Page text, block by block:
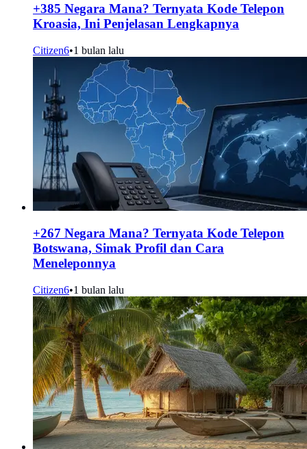
+385 Negara Mana? Ternyata Kode Telepon
Kroasia, Ini Penjelasan Lengkapnya
Citizen6•1 bulan lalu
+267 Negara Mana? Ternyata Kode Telepon
Botswana, Simak Profil dan Cara
Meneleponnya
Citizen6•1 bulan lalu